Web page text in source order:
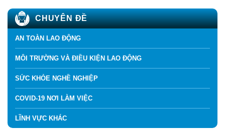
CHUYÊN ĐỀ
AN TOÀN LAO ĐỘNG
MÔI TRƯỜNG VÀ ĐIỀU KIỆN LAO ĐỘNG
SỨC KHỎE NGHỀ NGHIỆP
COVID-19 NƠI LÀM VIỆC
LĨNH VỰC KHÁC